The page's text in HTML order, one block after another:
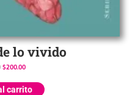
lo vivido
$200.00
carrito